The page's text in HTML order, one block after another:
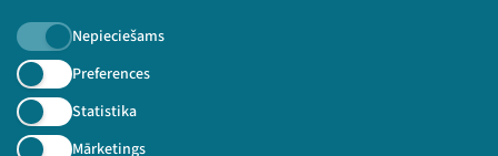
Nepieciešams
Preferences
Statistika
Mārketings